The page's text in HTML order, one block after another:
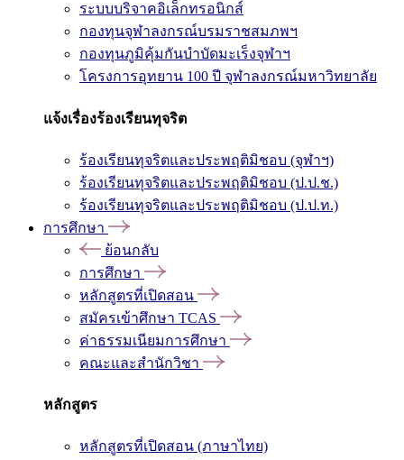
ระบบบริจาคอิเล็กทรอนิกส์
กองทุนจุฬาลงกรณ์บรมราชสมภพฯ
กองทุนภูมิคุ้มกันบำบัดมะเร็งจุฬาฯ
โครงการอุทยาน 100 ปี จุฬาลงกรณ์มหาวิทยาลัย
แจ้งเรื่องร้องเรียนทุจริต
ร้องเรียนทุจริตและประพฤติมิชอบ (จุฬาฯ)
ร้องเรียนทุจริตและประพฤติมิชอบ (ป.ป.ช.)
ร้องเรียนทุจริตและประพฤติมิชอบ (ป.ป.ท.)
การศึกษา
ย้อนกลับ
การศึกษา
หลักสูตรที่เปิดสอน
สมัครเข้าศึกษา TCAS
ค่าธรรมเนียมการศึกษา
คณะและสำนักวิชา
หลักสูตร
หลักสูตรที่เปิดสอน (ภาษาไทย)